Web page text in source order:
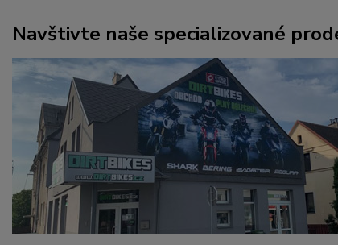
Navštivte naše specializované